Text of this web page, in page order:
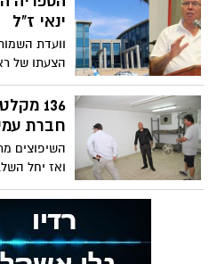
ינאי ז"ל
וועדת
הצעתו של
136
חברת
השיפוצים
ואז יחל
שמשון,